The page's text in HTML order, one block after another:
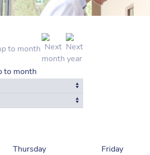
to month
Thursday Friday